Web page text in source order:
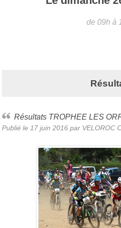
de 09h à
Résultats TROPHEE LES
Publié le 17 juin 2016 par VELOROC